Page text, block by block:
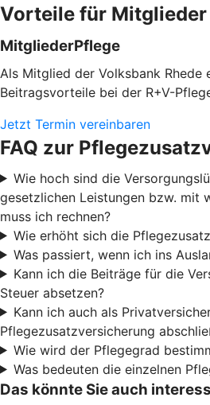
Vorteile für Mitglieder
MitgliederPflege
Als Mitglied der Volksbank Rhede
Beitragsvorteile bei der R+V-
Jetzt Termin vereinbaren
FAQ zur
Wie hoch sind die
gesetzlichen Leistungen bzw. mit
muss ich rechnen?
Wie erhöht sich die
Was passiert, wenn ich ins
Kann ich die Beiträge für die
Steuer absetzen?
Kann ich auch als
Pflegezusatzversicherung
Wie wird der Pflegegrad
Was bedeuten die einzelnen
Das könnte Sie auch